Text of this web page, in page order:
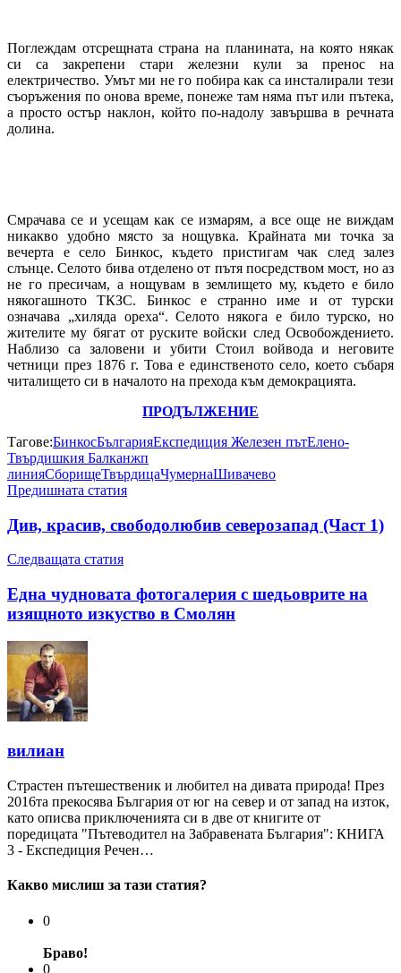
Поглеждам отсрещната страна на планината, на която някак
си са закрепени стари железни кули за пренос на
електричество. Умът ми не го побира как са инсталирали тези
съоръжения по онова време, понеже там няма път или пътека,
а просто остър наклон, който по-надолу завършва в речната
долина.
Смрачава се и усещам как се измарям, а все още не виждам
никакво удобно място за нощувка. Крайната ми точка за
вечерта е село Бинкос, където пристигам чак след залез
слънце. Селото бива отделено от пътя посредством мост, но аз
не го пресичам, а нощувам в землището му, където е било
някогашното ТКЗС. Бинкос е странно име и от турски
означава „хиляда ореха“. Селото някога е било турско, но
жителите му бягат от руските войски след Освобождението.
Наблизо са заловени и убити Стоил войвода и неговите
четници през 1876 г. Това е единственото село, което събаря
читалището си в началото на прехода към демокрацията.
ПРОДЪЛЖЕНИЕ
Тагове:БинкосБългарияЕкспедиция Железен пътЕлено-
Твърдишкия Балканжп
линияСборищеТвърдицаЧумернаШивачево
Предишната статия
Див, красив, свободолюбив северозапад (Част 1)
Следващата статия
Една чудновата фотогалерия с шедьоврите на
изящното изкуство в Смолян
вилиан
Страстен пътешественик и любител на дивата природа! През
2016та прекосява България от юг на север и от запад на изток,
като описва приключенията си в две от книгите от
поредицата "Пътеводител на Забравената България": КНИГА
3 - Експедиция Речен…
Какво мислиш за тази статия?
0
Браво!
0